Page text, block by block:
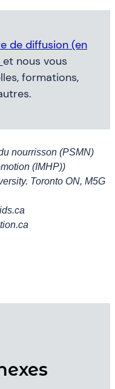
de diffusion (en
et nous vous
formations,
nourrisson (PSMN)
(IMHP))
Toronto ON, M5G